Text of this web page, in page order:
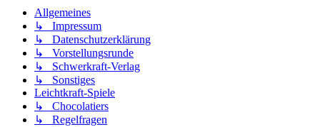
Allgemeines
↳ Impressum
↳ Datenschutzerklärung
↳ Vorstellungsrunde
↳ Schwerkraft-Verlag
↳ Sonstiges
Leichtkraft-Spiele
↳ Chocolatiers
↳ Regelfragen